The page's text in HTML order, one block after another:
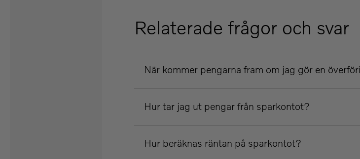
Relaterade frågor och svar
När kommer pengarna fram om jag gör en
Hur tar jag ut pengar från sparkontot?
Hur beräknas räntan på sparkontot?